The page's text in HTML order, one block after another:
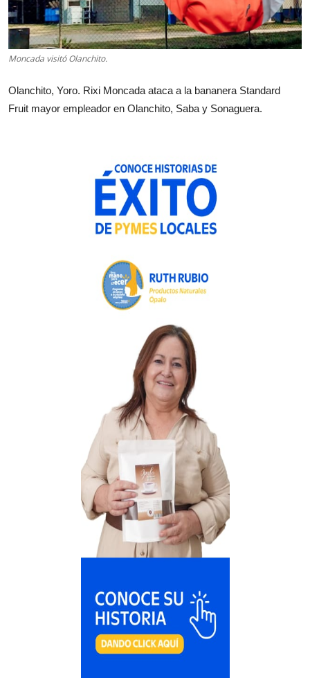
Moncada visitó Olanchito.
Olanchito, Yoro. Rixi Moncada ataca a la bananera Standard
Fruit mayor empleador en Olanchito, Saba y Sonaguera.